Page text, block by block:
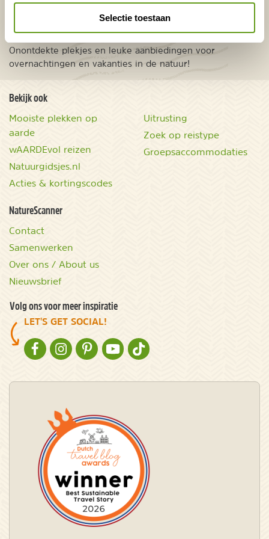
Selectie toestaan
Onontdekte plekjes en leuke aanbiedingen voor
overnachtingen en vakanties in de natuur!
Bekijk ook
Mooiste plekken op
aarde
wAARDEvol reizen
Natuurgidsjes.nl
Acties & kortingscodes
Uitrusting
Zoek op reistype
Groepsaccommodaties
NatureScanner
Contact
Samenwerken
Over ons / About us
Nieuwsbrief
Volg ons voor meer inspiratie
LET'S GET SOCIAL!
NATURESCANNER OP FACEBOOK
NATURESCANNER OP INSTAGRAM
NATURESCANNER OP PINTEREST
NATURESCANNER OP YOUTUBE
NATURESCANNER OP TIKTOK